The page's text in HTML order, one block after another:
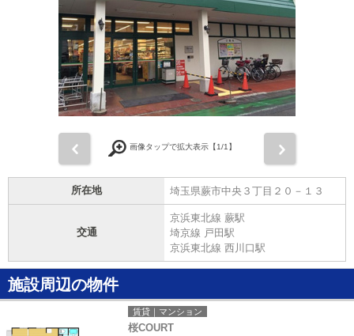
画像タップで拡大表示【1/1】
所在地 埼玉県蕨市中央３丁目２０－１３
交通
京浜東北線 蕨駅
埼京線 戸田駅
京浜東北線 西川口駅
施設周辺の物件
賃貸｜マンション
桜COURT